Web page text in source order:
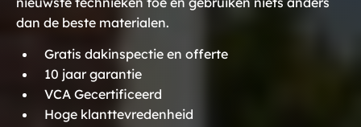
dan de beste materialen.
Gratis dakinspectie en offerte
10 jaar garantie
VCA Gecertificeerd
Hoge klanttevredenheid